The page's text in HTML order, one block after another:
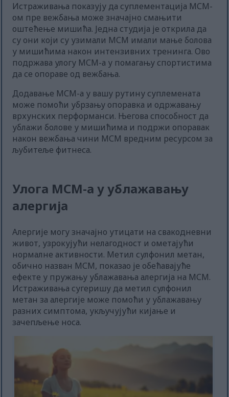
Истраживања показују да суплементација МСМ-
ом пре вежбања може значајно смањити
оштећење мишића. Једна студија је открила да
су они који су узимали МСМ имали мање болова
у мишићима након интензивних тренинга. Ово
подржава улогу МСМ-а у помагању спортистима
да се опораве од вежбања.
Додавање МСМ-а у вашу рутину суплемената
може помоћи убрзању опоравка и одржавању
врхунских перформанси. Његова способност да
ублажи болове у мишићима и подржи опоравак
након вежбања чини МСМ вредним ресурсом за
љубитеље фитнеса.
Улога МСМ-а у ублажавању
алергија
Алергије могу значајно утицати на свакодневни
живот, узрокујући нелагодност и ометајући
нормалне активности. Метил сулфонил метан,
обично назван МСМ, показао је обећавајуће
ефекте у пружању ублажавања алергија на МСМ.
Истраживања сугеришу да метил сулфонил
метан за алергије може помоћи у ублажавању
разних симптома, укључујући кијање и
зачепљење носа.